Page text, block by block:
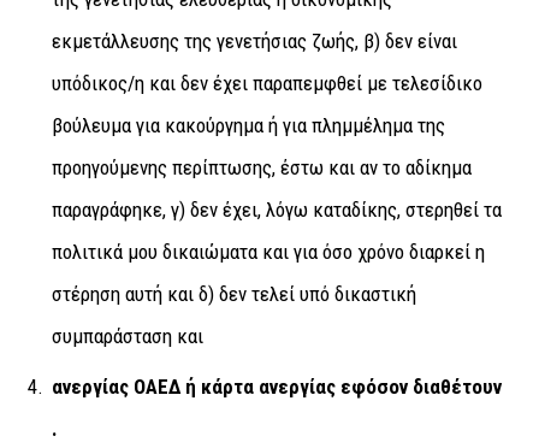
εκμετάλλευσης της γενετήσιας ζωής, β) δεν είναι
υπόδικος/η και δεν έχει παραπεμφθεί με τελεσίδικο
βούλευμα για κακούργημα ή για πλημμέλημα της
προηγούμενης περίπτωσης, έστω και αν το αδίκημα
παραγράφηκε, γ) δεν έχει, λόγω καταδίκης, στερηθεί τα
πολιτικά μου δικαιώματα και για όσο χρόνο διαρκεί η
στέρηση αυτή και δ) δεν τελεί υπό δικαστική
συμπαράσταση και
ανεργίας ΟΑΕΔ ή κάρτα ανεργίας εφόσον διαθέτουν
.